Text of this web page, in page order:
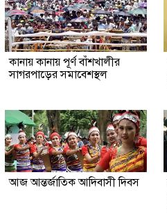
কানায় কানায় পূর্ণ বাঁশখালীর
সাগরপাড়ের সমাবেশস্থল
আজ আন্তর্জাতিক আদিবাসী দিবস